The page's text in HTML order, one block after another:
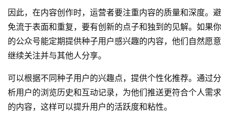
因此，在内容创作时，运营者要注重内容的质量和深度。避
免流于表面和重复，要有创新的点子和独到的见解。如果你
的公众号能定期提供种子用户感兴趣的内容，他们自然愿意
继续关注并与其他人分享。
可以根据不同种子用户的兴趣点，提供个性化推荐。通过分
析用户的浏览历史和互动记录，为他们推送更符合个人需求
的内容，这样可以提升用户的活跃度和粘性。